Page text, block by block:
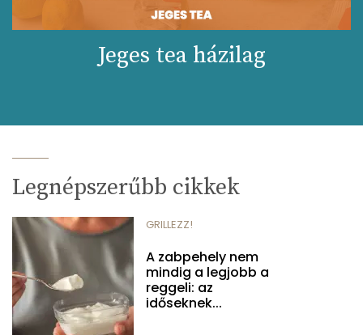
Jeges tea házilag
Legnépszerűbb cikkek
GRILLEZZ!
A zabpehely nem
mindig a legjobb a
reggeli: az
időseknek...